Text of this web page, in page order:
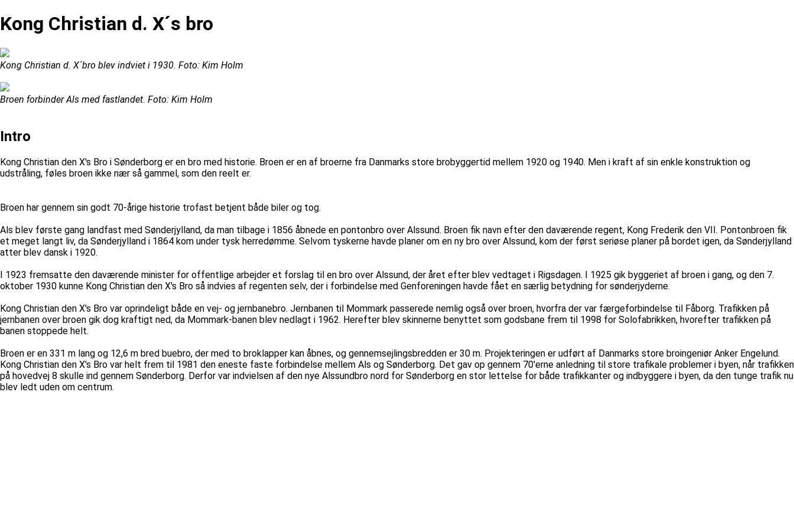
Kong Christian d. X´s bro
Kong Christian d. X´bro blev indviet i 1930. Foto: Kim Holm
Broen forbinder Als med fastlandet. Foto: Kim Holm
Intro
Kong Christian den X's Bro i Sønderborg er en bro med historie. Broen er en af broerne fra Danmarks store brobyggertid mellem 1920 og 1940. Men i kraft af sin enkle konstruktion og
udstråling, føles broen ikke nær så gammel, som den reelt er.
Broen har gennem sin godt 70-årige historie trofast betjent både biler og tog.
Als blev første gang landfast med Sønderjylland, da man tilbage i 1856 åbnede en pontonbro over Alssund. Broen fik navn efter den daværende regent, Kong Frederik den VII. Pontonbroen fik
et meget langt liv, da Sønderjylland i 1864 kom under tysk herredømme. Selvom tyskerne havde planer om en ny bro over Alssund, kom der først seriøse planer på bordet igen, da Sønderjylland
atter blev dansk i 1920.
I 1923 fremsatte den daværende minister for offentlige arbejder et forslag til en bro over Alssund, der året efter blev vedtaget i Rigsdagen. I 1925 gik byggeriet af broen i gang, og den 7.
oktober 1930 kunne Kong Christian den X's Bro så indvies af regenten selv, der i forbindelse med Genforeningen havde fået en særlig betydning for sønderjyderne.
Kong Christian den X's Bro var oprindeligt både en vej- og jernbanebro. Jernbanen til Mommark passerede nemlig også over broen, hvorfra der var færgeforbindelse til Fåborg. Trafikken på
jernbanen over broen gik dog kraftigt ned, da Mommark-banen blev nedlagt i 1962. Herefter blev skinnerne benyttet som godsbane frem til 1998 for Solofabrikken, hvorefter trafikken på
banen stoppede helt.
Broen er en 331 m lang og 12,6 m bred buebro, der med to broklapper kan åbnes, og gennemsejlingsbredden er 30 m. Projekteringen er udført af Danmarks store broingeniør Anker Engelund.
Kong Christian den X's Bro var helt frem til 1981 den eneste faste forbindelse mellem Als og Sønderborg. Det gav op gennem 70'erne anledning til store trafikale problemer i byen, når trafikken
på hovedvej 8 skulle ind gennem Sønderborg. Derfor var indvielsen af den nye Alssundbro nord for Sønderborg en stor lettelse for både trafikkanter og indbyggere i byen, da den tunge trafik nu
blev ledt uden om centrum.